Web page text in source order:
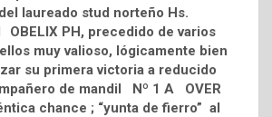
laureado stud norteño Hs.
PH, precedido de varios
muy valioso, lógicamente bien
su primera victoria a reducido
de mandil Nº 1 A OVER
chance ; “yunta de fierro” al